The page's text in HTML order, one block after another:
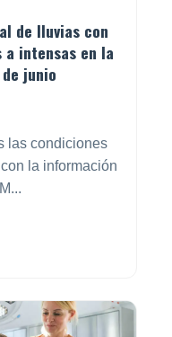
de lluvias con
intensas en la
junio
las condiciones
la información